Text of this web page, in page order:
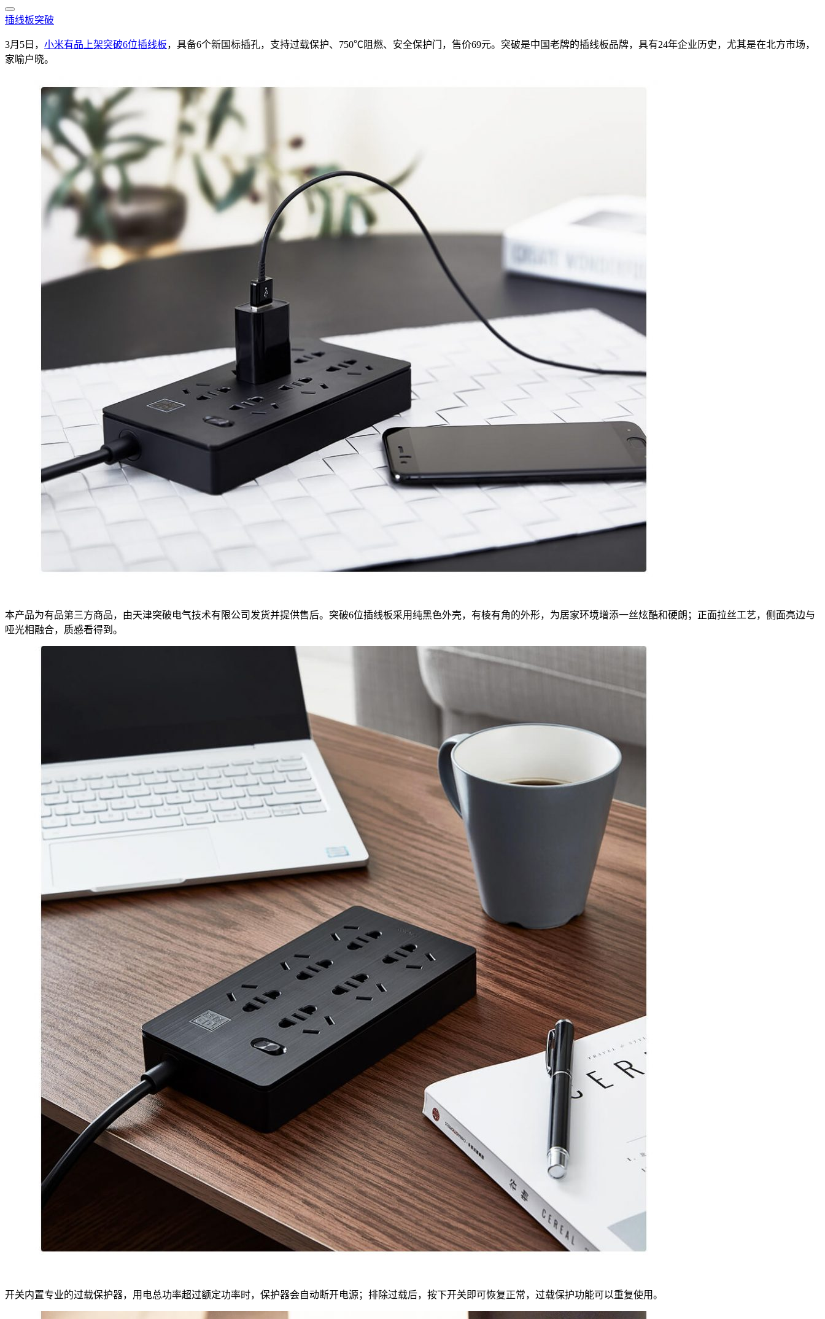
插线板突破
3月5日， 小米有品上架突破6位插线板，具备6个新国标插孔，支持过载保护、750℃阻燃、安全保护门，售价69元。突破是中国老牌的插线板品牌，具有24年企业历史，尤其是在北方市场，
家喻户晓。
本产品为有品第三方商品，由天津突破电气技术有限公司发货并提供售后。突破6位插线板采用纯黑色外壳，有棱有角的外形，为居家环境增添一丝炫酷和硬朗；正面拉丝工艺，侧面亮边与
哑光相融合，质感看得到。
开关内置专业的过载保护器，用电总功率超过额定功率时，保护器会自动断开电源；排除过载后，按下开关即可恢复正常，过载保护功能可以重复使用。